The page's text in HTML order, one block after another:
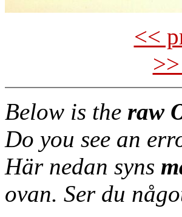
<<
Below is the raw
Do you see an
Här nedan syns
ovan. Ser du